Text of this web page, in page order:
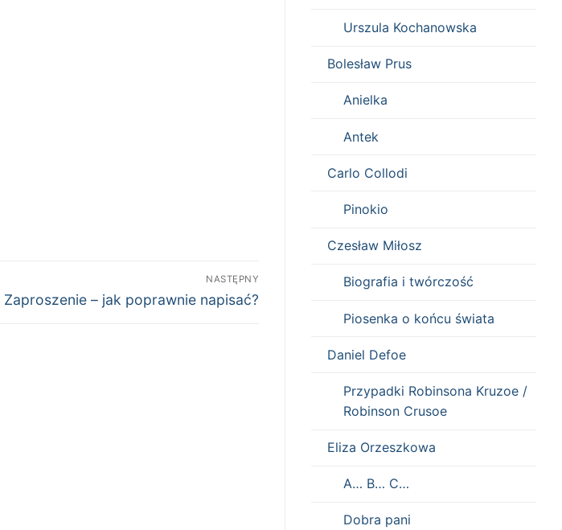
NASTĘPNY
Następny
Zaproszenie – jak poprawnie napisać?
Urszula Kochanowska
Bolesław Prus
Anielka
Antek
Carlo Collodi
Pinokio
Czesław Miłosz
Biografia i twórczość
Piosenka o końcu świata
Daniel Defoe
Przypadki Robinsona Kruzoe /
Robinson Crusoe
Eliza Orzeszkowa
A… B… C…
Dobra pani